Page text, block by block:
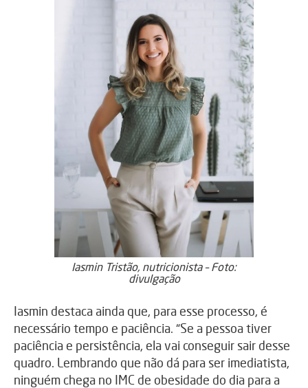
Iasmin Tristão, nutricionista – Foto:
divulgação
Iasmin destaca ainda que, para esse processo, é
necessário tempo e paciência. “Se a pessoa tiver
paciência e persistência, ela vai conseguir sair desse
quadro. Lembrando que não dá para ser imediatista,
ninguém chega no IMC de obesidade do dia para a